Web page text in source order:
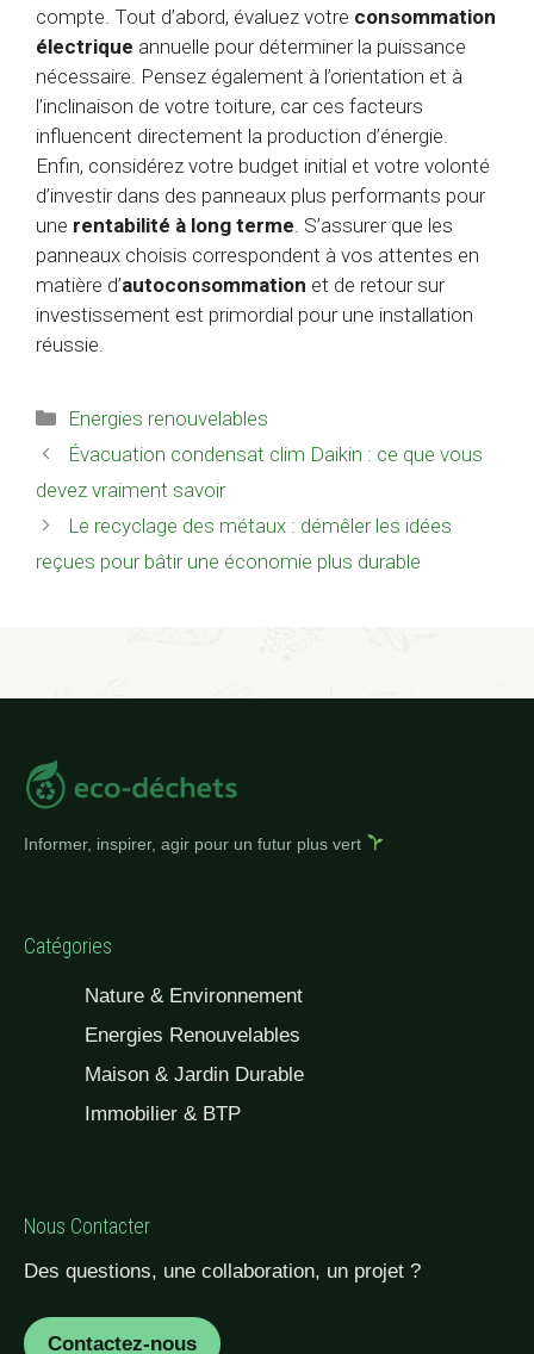
compte. Tout d’abord, évaluez votre consommation
électrique annuelle pour déterminer la puissance
nécessaire. Pensez également à l’orientation et à
l’inclinaison de votre toiture, car ces facteurs
influencent directement la production d’énergie.
Enfin, considérez votre budget initial et votre volonté
d’investir dans des panneaux plus performants pour
une rentabilité à long terme . S’assurer que les
panneaux choisis correspondent à vos attentes en
matière d’autoconsommation et de retour sur
investissement est primordial pour une installation
réussie.
Catégories
Energies renouvelables
Évacuation condensat clim Daikin : ce que vous
devez vraiment savoir
Le recyclage des métaux : démêler les idées
reçues pour bâtir une économie plus durable
Informer, inspirer, agir pour un futur plus vert
Catégories
Nature & Environnement
Energies Renouvelables
Maison & Jardin Durable
Immobilier & BTP
Nous Contacter
Des questions, une collaboration, un projet ?
Contactez-nous